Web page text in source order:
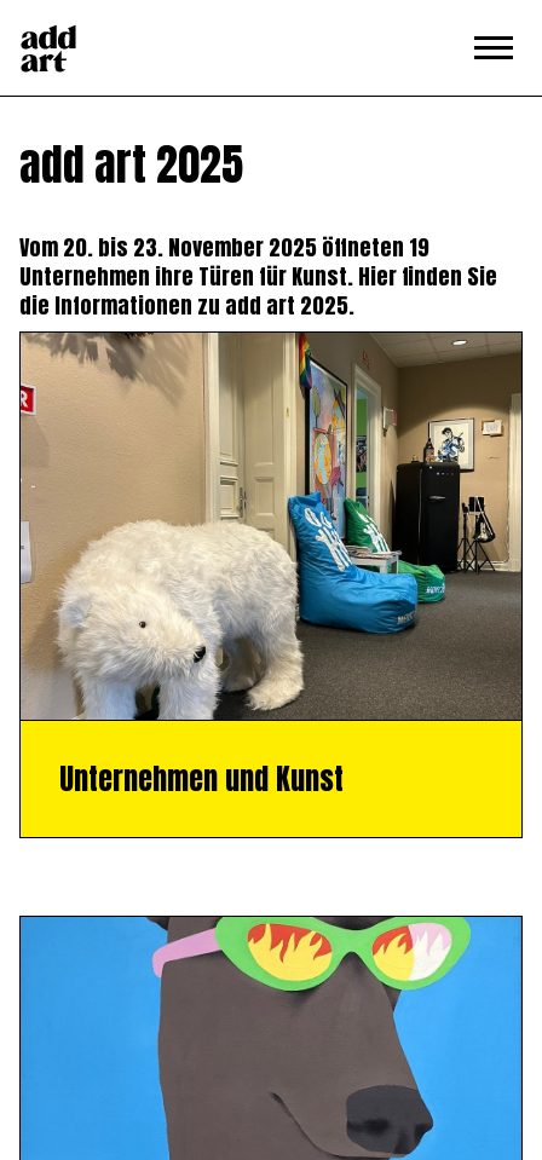
add art 2025
Vom 20. bis 23. November 2025 öffneten 19
Unternehmen ihre Türen für Kunst. Hier finden Sie
die Informationen zu add art 2025.
Unternehmen und Kunst